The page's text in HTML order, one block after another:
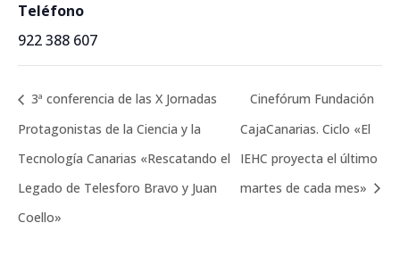
Teléfono
922 388 607
3ª conferencia de las X Jornadas
Protagonistas de la Ciencia y la
Tecnología Canarias «Rescatando el
Legado de Telesforo Bravo y Juan
Coello»
Cinefórum Fundación
CajaCanarias. Ciclo «El
IEHC proyecta el último
martes de cada mes»